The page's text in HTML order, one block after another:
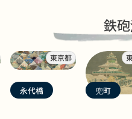
鉄
東京都
永代橋 兜町